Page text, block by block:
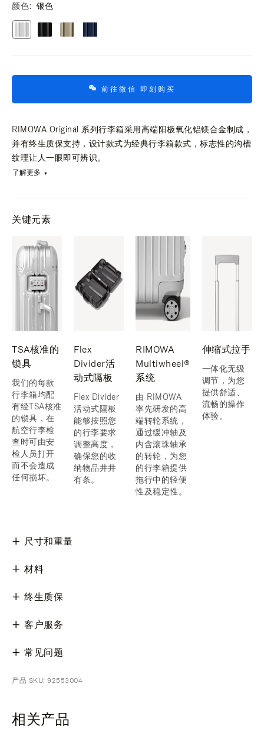
颜色 银色
前往微信 即刻购买
RIMOWA Original 系列行李箱采用高端阳极氧化铝镁合金制成，
并有终生质保支持，设计款式为经典行李箱款式，标志性的沟槽
纹理让人一眼即可辨识。
了解更多
关键元素
TSA核准的
锁具
我们的每款
行李箱均配
有经TSA核准
的锁具，在
航空行李检
查时可由安
检人员打开
而不会造成
任何损坏。
Flex
Divider活
动式隔板
Flex Divider
活动式隔板
能够按照您
的行李要求
调整高度，
确保您的收
纳物品井井
有条。
RIMOWA
Multiwheel®
系统
由 RIMOWA
率先研发的高
端转轮系统，
通过缓冲轴及
内含滚珠轴承
的转轮，为您
的行李箱提供
拖行中的轻便
性及稳定性。
伸缩式拉手
一体化无级
调节，为您
提供舒适、
流畅的操作
体验。
尺寸和重量
材料
终生质保
客户服务
常见问题
产品 SKU: 92553004
相关产品